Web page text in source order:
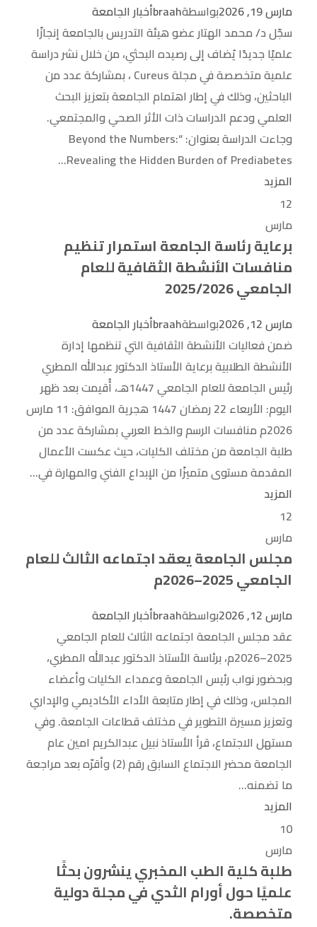
مارس 19, 2026 بواسطةbraahأخبار الجامعة
سجّل د/ محمد الهتار عضو هيئة التدريس بالجامعة إنجازًا
علميًا جديدًا يُضاف إلى رصيده البحثي، من خلال نشر دراسة
علمية متخصصة في مجلة Cureus ، بمشاركة عدد من
الباحثين، وذلك في إطار اهتمام الجامعة بتعزيز البحث
العلمي ودعم الدراسات ذات الأثر الصحي والمجتمعي.
وجاءت الدراسة بعنوان: “Beyond the Numbers:
Revealing the Hidden Burden of Prediabetes...
المزيد
12
مارس
برعاية رئاسة الجامعة استمرار تنظيم
منافسات الأنشطة الثقافية للعام
الجامعي 2025/2026
مارس 12, 2026 بواسطةbraahأخبار الجامعة
ضمن فعاليات الأنشطة الثقافية التي تنظمها إدارة
الأنشطة الطلابية برعاية الأستاذ الدكتور عبدالله المطري
رئيس الجامعة للعام الجامعي 1447هـ، أُقيمت بعد ظهر
اليوم: الأربعاء 22 رمضان 1447 هجرية الموافق: 11 مارس
2026م منافسات الرسم والخط العربي بمشاركة عدد من
طلبة الجامعة من مختلف الكليات، حيث عكست الأعمال
المقدمة مستوى متميزًا من الإبداع الفني والمهارة في...
المزيد
12
مارس
مجلس الجامعة يعقد اجتماعه الثالث للعام
الجامعي 2025–2026م
مارس 12, 2026 بواسطةbraahأخبار الجامعة
عقد مجلس الجامعة اجتماعه الثالث للعام الجامعي
2025–2026م، برئاسة الأستاذ الدكتور عبدالله المطري،
وبحضور نواب رئيس الجامعة وعمداء الكليات وأعضاء
المجلس، وذلك في إطار متابعة الأداء الأكاديمي والإداري
وتعزيز مسيرة التطوير في مختلف قطاعات الجامعة. وفي
مستهل الاجتماع، قرأ الأستاذ نبيل عبدالكريم امين عام
الجامعة محضر الاجتماع السابق رقم (2) وأقرّه بعد مراجعة
ما تضمنه...
المزيد
10
مارس
طلبة كلية الطب المخبري ينشرون بحثًا
علميًا حول أورام الثدي في مجلة دولية
متخصصة.